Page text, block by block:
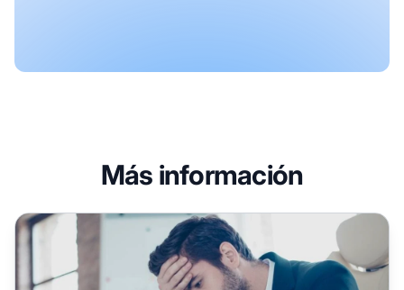
Más información
7 razones por las que los afiliados no están